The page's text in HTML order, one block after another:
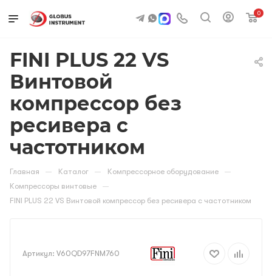
0
FINI PLUS 22 VS
Винтовой
компрессор без
ресивера с
частотником
Главная — Каталог — Компрессорное оборудование —
Компрессоры винтовые —
FINI PLUS 22 VS Винтовой компрессор без ресивера с частотником
Артикул: V60QD97FNM760